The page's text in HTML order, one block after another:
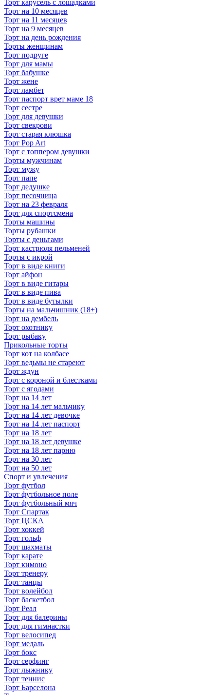
Торт карусель с лошадками
Торт на 10 месяцев
Торт на 11 месяцев
Торт на 9 месяцев
Торт на день рождения
Торты женщинам
Торт подруге
Торт для мамы
Торт бабушке
Торт жене
Торт ламбет
Торт паспорт врет маме 18
Торт сестре
Торт для девушки
Торт свекрови
Торт старая клюшка
Торт Pop Art
Торт с топпером девушки
Торты мужчинам
Торт мужу
Торт папе
Торт дедушке
Торт песочница
Торт на 23 февраля
Торт для спортсмена
Торты машины
Торты рубашки
Торты с деньгами
Торт кастрюля пельменей
Торты с икрой
Торт в виде книги
Торт айфон
Торт в виде гитары
Торт в виде пива
Торт в виде бутылки
Торты на мальчишник (18+)
Торт на дембель
Торт охотнику
Торт рыбаку
Прикольные торты
Торт кот на колбасе
Торт ведьмы не стареют
Торт ждун
Торт с короной и блестками
Торт с ягодами
Торт на 14 лет
Торт на 14 лет мальчику
Торт на 14 лет девочке
Торт на 14 лет паспорт
Торт на 18 лет
Торт на 18 лет девушке
Торт на 18 лет парню
Торт на 30 лет
Торт на 50 лет
Спорт и увлечения
Торт футбол
Торт футбольное поле
Торт футбольный мяч
Торт Спартак
Торт ЦСКА
Торт хоккей
Торт гольф
Торт шахматы
Торт карате
Торт кимоно
Торт тренеру
Торт танцы
Торт волейбол
Торт баскетбол
Торт Реал
Торт для балерины
Торт для гимнастки
Торт велосипед
Торт медаль
Торт бокс
Торт серфинг
Торт лыжнику
Торт теннис
Торт Барселона